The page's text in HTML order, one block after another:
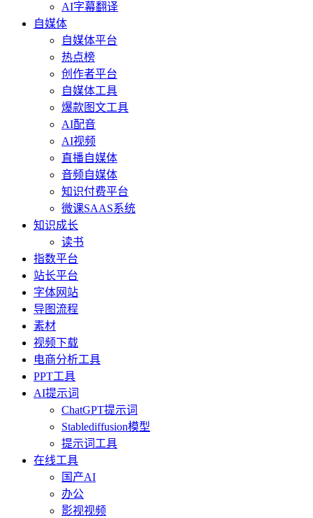
AI字幕翻译
自媒体
自媒体平台
热点榜
创作者平台
自媒体工具
爆款图文工具
AI配音
AI视频
直播自媒体
音频自媒体
知识付费平台
微课SAAS系统
知识成长
读书
指数平台
站长平台
字体网站
导图流程
素材
视频下载
电商分析工具
PPT工具
AI提示词
ChatGPT提示词
Stablediffusion模型
提示词工具
在线工具
国产AI
办公
影视视频